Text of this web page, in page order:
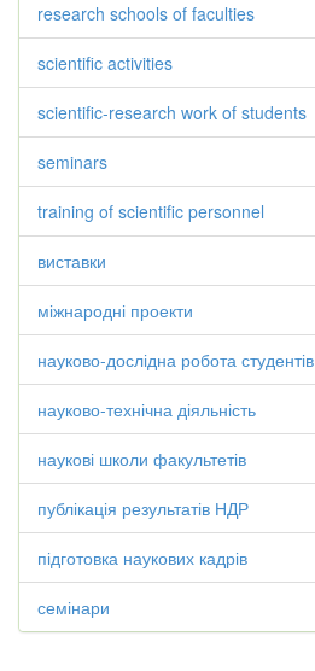
research schools of faculties
scientific activities
scientific-research work of students
seminars
training of scientific personnel
виставки
міжнародні проекти
науково-дослідна робота студентів
науково-технічна діяльність
наукові школи факультетів
публікація результатів НДР
підготовка наукових кадрів
семінари